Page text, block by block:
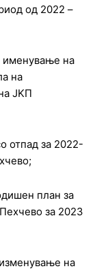
од 2022 –
именување на
на
JKП
отпад за 2022-
;
план за
за 2023
на